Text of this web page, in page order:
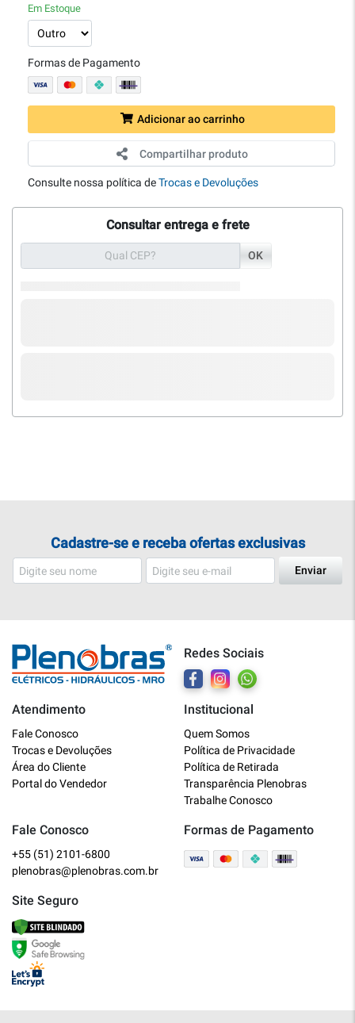
Em Estoque
Formas de Pagamento
Adicionar ao carrinho
Compartilhar produto
Consulte nossa política deTrocas e Devoluções
Consultar entrega e frete
OK
Cadastre-se e receba ofertas exclusivas
Enviar
Redes Sociais
Atendimento
Fale Conosco
Trocas e Devoluções
Área do Cliente
Portal do Vendedor
Institucional
Quem Somos
Política de Privacidade
Política de Retirada
Transparência Plenobras
Trabalhe Conosco
Fale Conosco
+55 (51) 2101-6800
plenobras@plenobras.com.br
Formas de Pagamento
Site Seguro
Online
Bem vindo a Plenobras! Aqui você
encontra toda a linha de materiais
O que você deseja?